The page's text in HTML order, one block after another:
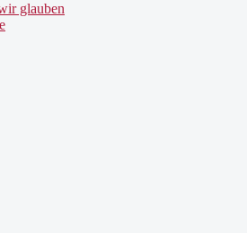
glauben